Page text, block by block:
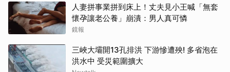
人妻拼事業拼到床上！丈夫見小王喊「無套
懷孕讓老公養」崩潰：男人真可憐
鏡報
三峽大壩開13孔排洪 下游慘遭殃! 多省泡在
洪水中 受災範圍擴大